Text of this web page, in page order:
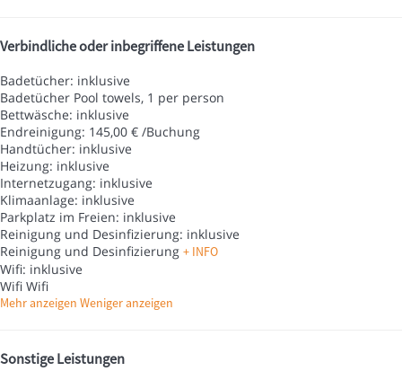
Verbindliche oder inbegriffene Leistungen
Badetücher: inklusive
Badetücher Pool towels, 1 per person
Bettwäsche: inklusive
Endreinigung: 145,00 € /Buchung
Handtücher: inklusive
Heizung: inklusive
Internetzugang: inklusive
Klimaanlage: inklusive
Parkplatz im Freien: inklusive
Reinigung und Desinfizierung: inklusive
Reinigung und Desinfizierung + INFO
Wifi: inklusive
Wifi Wifi
Mehr anzeigen Weniger anzeigen
Sonstige Leistungen